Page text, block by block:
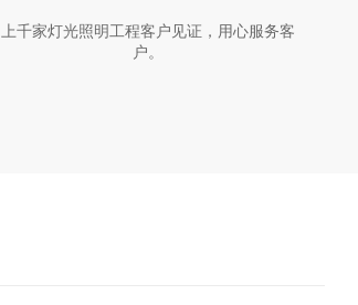
上千家灯光照明工程客户见证，用心服务客
户。